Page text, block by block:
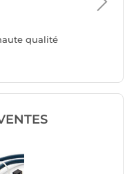
qualité